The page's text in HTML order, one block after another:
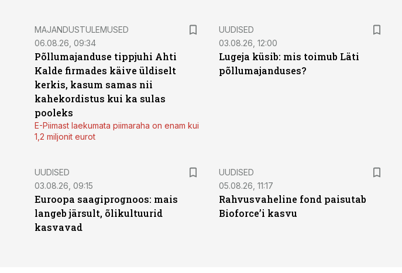
MAJANDUSTULEMUSED
06.08.26, 09:34
Põllumajanduse tippjuhi Ahti
Kalde firmades käive üldiselt
kerkis, kasum samas nii
kahekordistus kui ka sulas
pooleks
E-Piimast laekumata piimaraha on enam kui
1,2 miljonit eurot
UUDISED
03.08.26, 12:00
Lugeja küsib: mis toimub Läti
põllumajanduses?
UUDISED
03.08.26, 09:15
Euroopa saagiprognoos: mais
langeb järsult, õlikultuurid
kasvavad
UUDISED
05.08.26, 11:17
Rahvusvaheline fond paisutab
Bioforce’i kasvu